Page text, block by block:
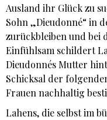
Ausland ihr Glück zu
Sohn „Dieudonné“ in
zurückbleiben und bei
Einfühlsam schildert
Dieudonnés Mutter
Schicksal der
Frauen nachhaltig
Lahens, die selbst im